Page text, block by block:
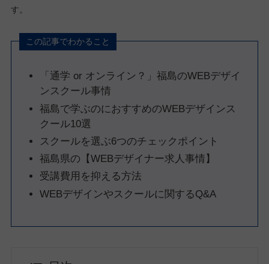
す。
この記事でわかること
「通学 or オンライン？」福島のWEBデザイ
ンスクール事情
福島で学ぶのにおすすめのWEBデザインス
クール10選
スクールを選ぶ6つのチェックポイント
福島県の【WEBデザイナー求人事情】
受講費用を抑える方法
WEBデザインやスクールに関するQ&A